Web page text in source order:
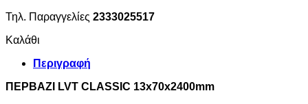
Τηλ. Παραγγελίες 2333025517
Καλάθι
Περιγραφή
ΠΕΡΒΑΖΙ
LVT CLASSIC 13x70x2400mm